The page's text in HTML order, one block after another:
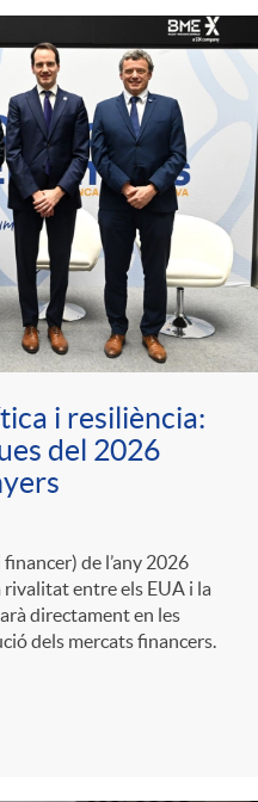
i resiliència:
del 2026
de l’any 2026
entre els EUA i la
directament en les
dels mercats financers.